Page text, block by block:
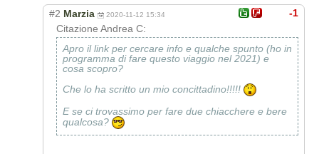
-1
#2 Marzia 2020-11-12 15:34
Citazione Andrea C:
Apro il link per cercare info e qualche spunto (ho in
programma di fare questo viaggio nel 2021) e
cosa scopro?
Che lo ha scritto un mio concittadino!!!!!
E se ci trovassimo per fare due chiacchere e bere
qualcosa?